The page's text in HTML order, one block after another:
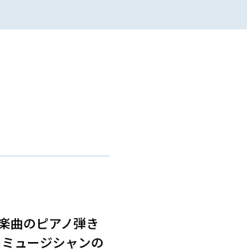
曲のピアノ弾き
ュージシャンの